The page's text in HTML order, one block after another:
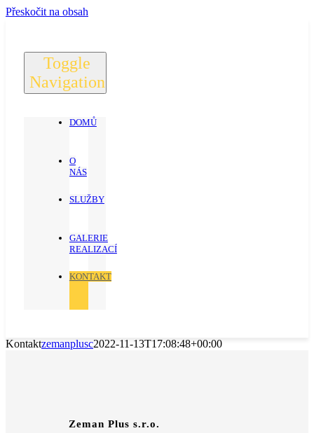
Přeskočit na obsah
Toggle
Navigation
DOMŮ
O
NÁS
SLUŽBY
GALERIE
REALIZACÍ
KONTAKT
Kontaktzemanplusc2022-11-13T17:08:48+00:00
Zeman Plus s.r.o.